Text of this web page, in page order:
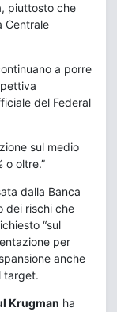
piuttosto che
Centrale
a porre
del Federal
sul medio
o oltre.”
dalla Banca
dei rischi che
“sul
per
anche
target.
Krugman ha